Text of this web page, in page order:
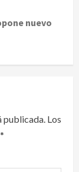
nuevo
publicada. Los
*